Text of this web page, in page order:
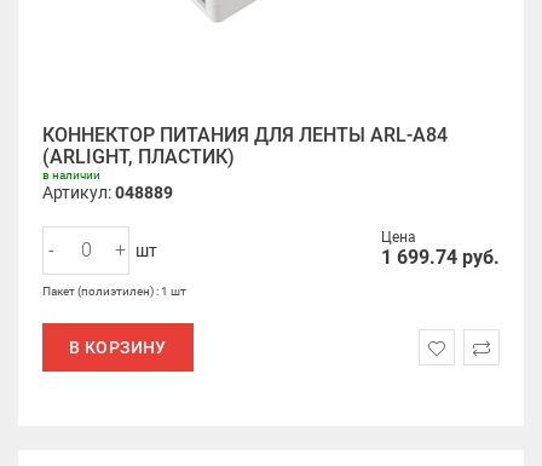
КОННЕКТОР ПИТАНИЯ ДЛЯ ЛЕНТЫ ARL-A84
(ARLIGHT, ПЛАСТИК)
в наличии
Артикул:048889
Цена
1 699.74 руб.
- + шт
Пакет (полиэтилен) : 1 шт
В КОРЗИНУ